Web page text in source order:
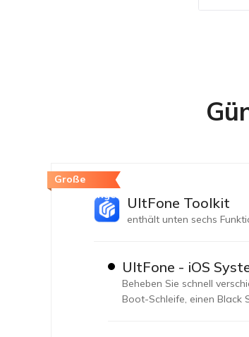
Große
Einsparungen
UltFone Toolkit
enthält unten sechs
UltFone - iOS
Beheben Sie schnell
Boot-Schleife, einen Black